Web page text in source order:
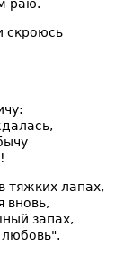
раю.
скроюсь
тяжких лапах,
вновь,
запах,